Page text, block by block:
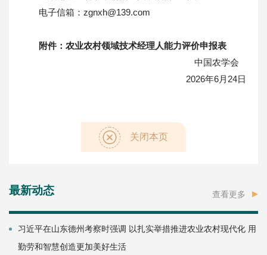
电子信箱：zgnxh@139.com
附件： 农业农村领域技术经理人能力评价申报表
中国农学会
2026年6月24日
关闭本页
查看更多
最新动态
习近平在山东德州考察时强调 以扎实举措推进农业农村现代化 用
勤劳和智慧创造更加美好生活